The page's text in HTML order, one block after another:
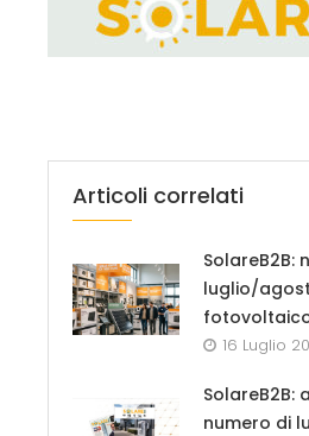
Articoli correlati
SolareB2B:
luglio/
16 Luglio
SolareB2B:
numero di